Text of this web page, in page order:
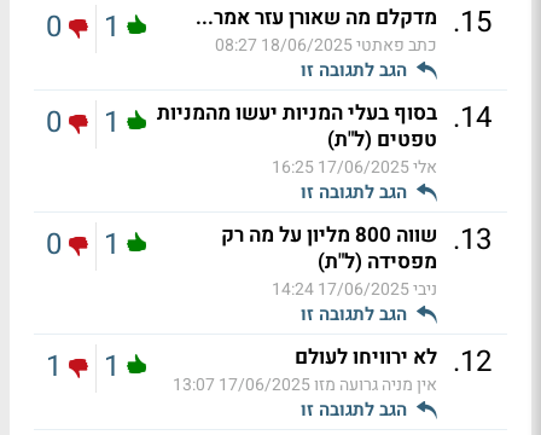
15
. מדקלם מה שאורן עזר אמר...
כתב פאתטי18/06/2025 08:27
הגב לתגובה זו
1
0
14
. בסוף בעלי המניות יעשו מהמניות
טפטים (ל"ת)
אלי17/06/2025 16:25
הגב לתגובה זו
1
0
13
.
שווה 800 מליון על מה רק
מפסידה (ל"ת)
ניבי17/06/2025 14:24
הגב לתגובה זו
1
0
12
. לא ירוויחו לעולם
אין מניה גרועה מזו17/06/2025 13:07
הגב לתגובה זו
1
1